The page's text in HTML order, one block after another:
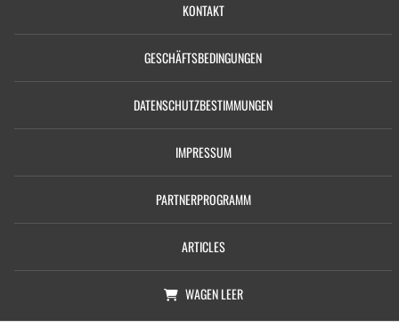
KONTAKT
GESCHÄFTSBEDINGUNGEN
DATENSCHUTZBESTIMMUNGEN
IMPRESSUM
PARTNERPROGRAMM
ARTICLES
WAGENLEER